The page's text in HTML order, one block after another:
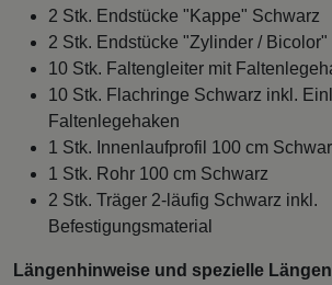
2 Stk. Endstücke "Kappe" Schwarz
2 Stk. Endstücke "Zylinder /
10 Stk. Faltengleiter mit
10 Stk. Flachringe Schwarz inkl.
Faltenlegehaken
1 Stk. Innenlaufprofil 100 cm
1 Stk. Rohr 100 cm Schwarz
2 Stk. Träger 2-läufig Schwarz inkl.
Befestigungsmaterial
Längenhinweise und spezielle